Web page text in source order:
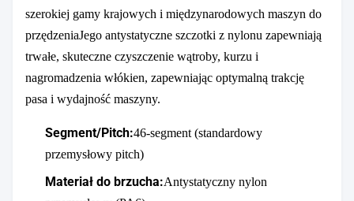
szerokiej gamy krajowych i międzynarodowych maszyn do
przędzeniaJego antystatyczne szczotki z nylonu zapewniają
trwałe, skuteczne czyszczenie wątroby, kurzu i
nagromadzenia włókien, zapewniając optymalną trakcję
pasa i wydajność maszyny.
Segment/Pitch:46-segment (standardowy
przemysłowy pitch)
Materiał do brzucha:Antystatyczny nylon